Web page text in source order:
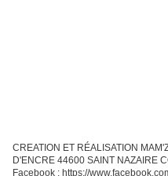
CREATION ET RÉALISATION
D'ENCRE 44600 SAINT NAZAIRE
Facebook : https://